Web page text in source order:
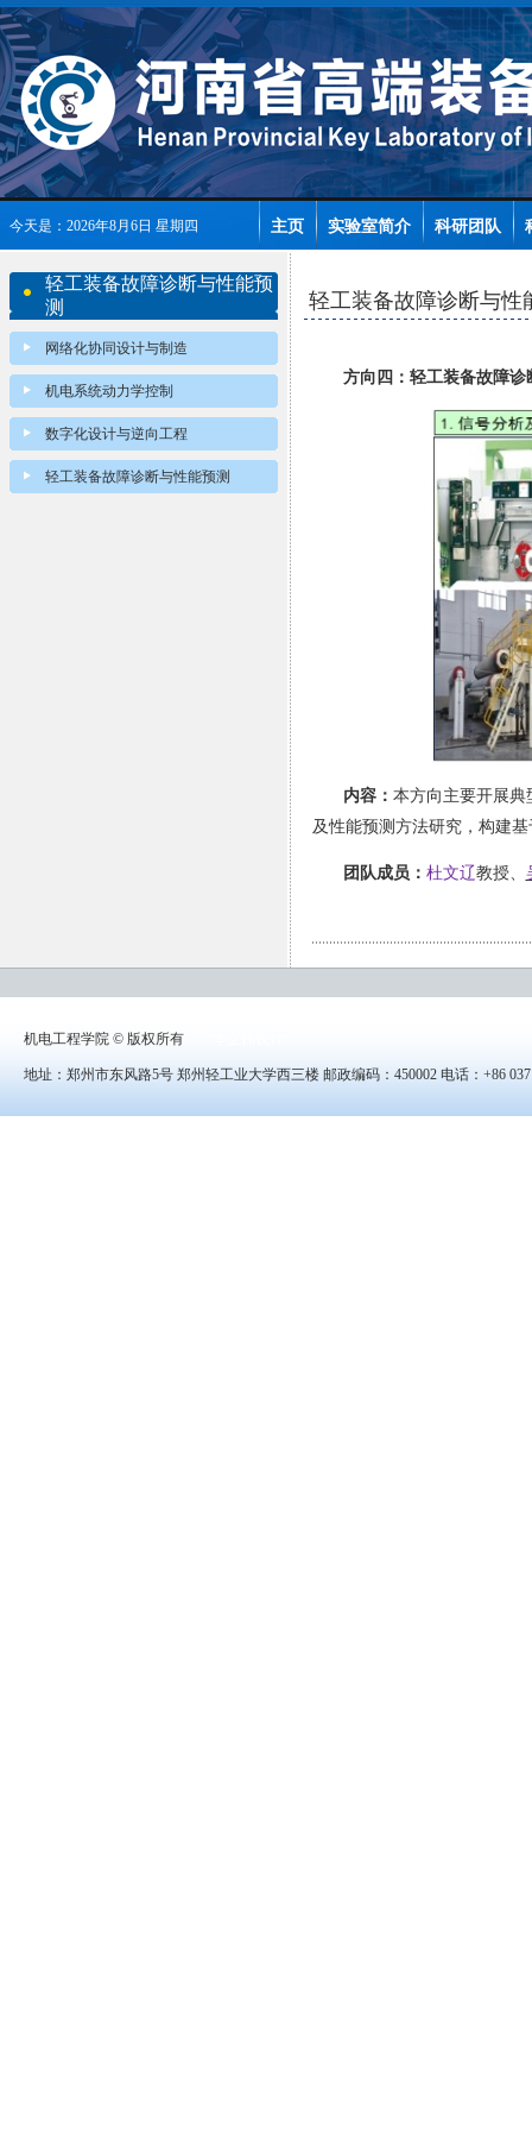
今天是：2026年8月6日 星期四 主页 实验室简介 科研团队
轻工装备故障诊断与性能预
测
网络化协同设计与制造
机电系统动力学控制
数字化设计与逆向工程
轻工装备故障诊断与性能预测
轻工装备故障诊断与性
方向四：轻工装备故障诊
内容： 本方向主要开展
及性能预测方法研究，构建
团队成员： 杜文辽 教授、
机电工程学院 © 版权所有
地址：郑州市东风路5号 郑州轻工业大学西三楼 邮政编码：450002 电话：+86